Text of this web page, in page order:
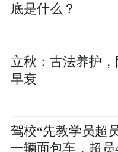
底是什么？
立秋：古法养护，
早衰
驾校“先教学员超
一辆面包车，超员